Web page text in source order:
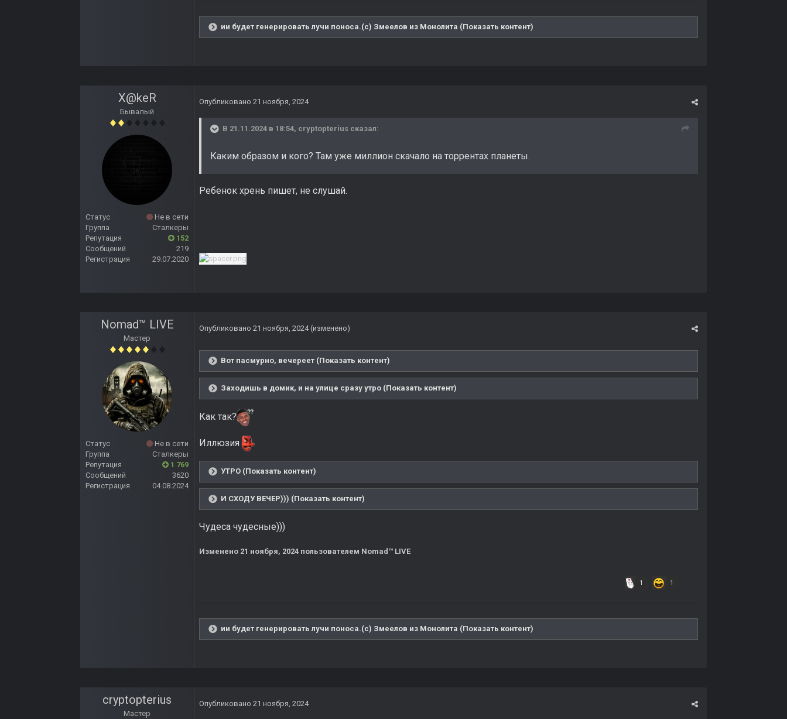
ии будет генерировать лучи поноса.(с) Змеелов из Монолита (Показать контент)
X@keR
Бывалый
Статус
Не в сети
Группа
Сталкеры
Репутация
152
Сообщений
219
Регистрация
29.07.2020
Опубликовано 21 ноября, 2024
В 21.11.2024 в 18:54, cryptopterius сказал:
Каким образом и кого? Там уже миллион скачало на торрентах планеты.
Ребенок хрень пишет, не слушай.
Nomad™ LIVE
Мастер
Статус
Не в сети
Группа
Сталкеры
Репутация
1 769
Сообщений
3620
Регистрация
04.08.2024
Опубликовано 21 ноября, 2024 (изменено)
Вот пасмурно, вечереет (Показать контент)
Заходишь в домик, и на улице сразу утро (Показать контент)
Как так?
Иллюзия
УТРО (Показать контент)
И СХОДУ ВЕЧЕР))) (Показать контент)
Чудеса чудесные)))
Изменено 21 ноября, 2024 пользователем Nomad™ LIVE
1 1
ии будет генерировать лучи поноса.(с) Змеелов из Монолита (Показать контент)
cryptopterius
Мастер
Опубликовано 21 ноября, 2024